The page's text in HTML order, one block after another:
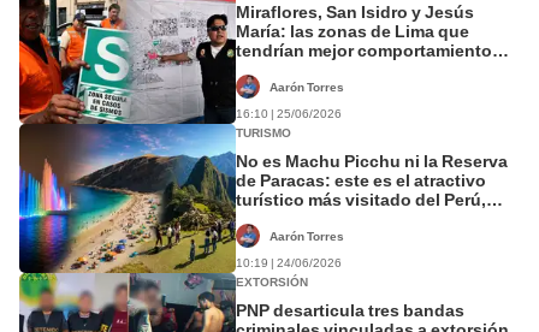
Miraflores, San Isidro y Jesús
María: las zonas de Lima que
tendrían mejor comportamiento
de la UNIAarón Torres
16:10 | 25/06/2026
TURISMO
No es Machu Picchu ni la Reserva
de Paracas: este es el atractivo
turístico más visitado del Perú,
millón de personas
Aarón Torres
10:19 | 24/06/2026
EXTORSIÓN
PNP desarticula tres bandas